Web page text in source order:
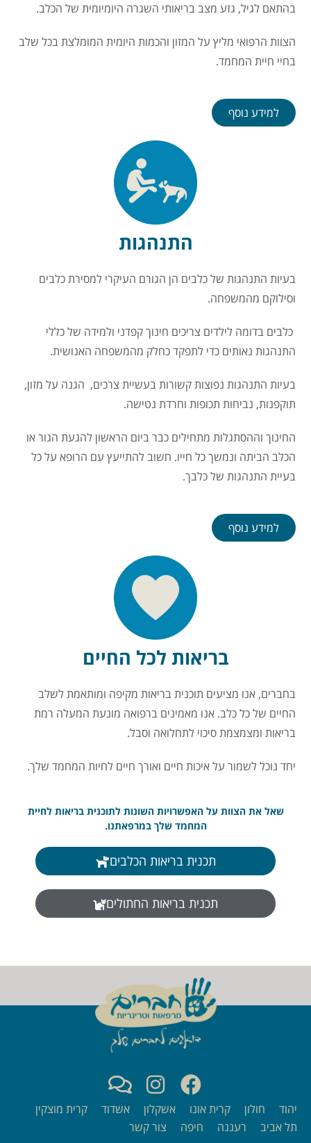
בהתאם לגיל, גזע מצב בריאותי השגרה היומיומית של הכלב.
הצוות הרפואי מליץ על המזון והכמות היומית המומלצת בכל שלב
בחיי חיית המחמד.
למידע נוסף
התנהגות
בעיות התנהגות של כלבים הן הגורם העיקרי למסירת כלבים
וסילוקם מהמשפחה.
כלבים בדומה לילדים צריכים חינוך קפדני ולמידה של כללי
התנהגות נאותים כדי לתפקד כחלק מהמשפחה האנושית.
בעיות התנהגות נפוצות קשורות בעשיית צרכים, הגנה על מזון,
תוקפנות, נביחות תכופות וחרדת נטישה.
החינוך וההסתגלות מתחילים כבר ביום הראשון להגעת הגור או
הכלב הביתה ונמשך כל חייו. חשוב להתייעץ עם הרופא על כל
בעיית התנהגות של כלבך.
למידע נוסף
בריאות לכל החיים
בחברים, אנו מציעים תוכנית בריאות מקיפה ומותאמת לשלב
החיים של כל כלב. אנו מאמינים ברפואה מונעת המעלה רמת
בריאות ומצמצמת סיכוי לתחלואה וסבל.
יחד נוכל לשמור על איכות חיים ואורך חיים לחיות המחמד שלך.
שאל את הצוות על האפשרויות השונות לתוכנית בריאות לחיית
המחמד שלך במרפאתנו.
תכנית בריאות הכלבים
תכנית בריאות החתולים
יהוד חולון קרית אונו אשקלון אשדוד
קרית מוצקין
תל אביב
רעננה חיפה צור קשר